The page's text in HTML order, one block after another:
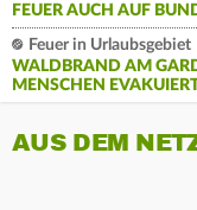
FEUER AUCH AUF
Feuer in Urlaubsgebiet
WALDBRAND AM
MENSCHEN
AUS DEM